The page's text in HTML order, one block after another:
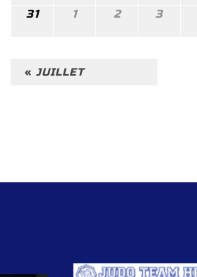
31 1 2 3
Navigation
« JUILLET